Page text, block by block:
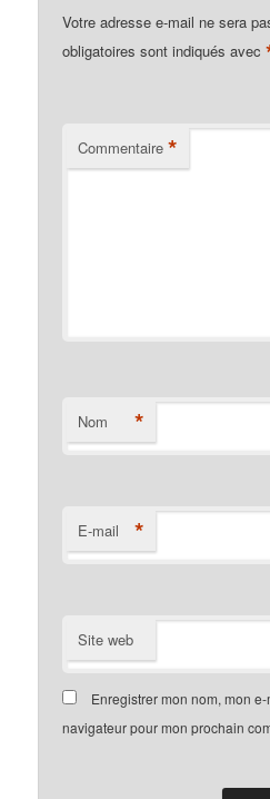
Votre adresse e-mail ne sera
obligatoires sont indiqués avec
Commentaire *
Nom *
E-mail *
Site web
Enregistrer mon nom, mon
navigateur pour mon prochain